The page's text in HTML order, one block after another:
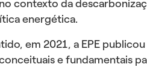
contexto da
energética.
em 2021, a EPE
e fundamentais